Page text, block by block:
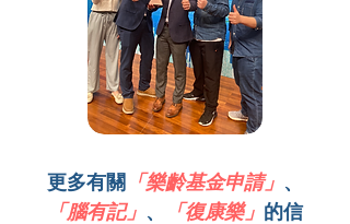
​更多有關 「樂齡基金申請」 、
「腦有記」 、 「復康樂」 的信